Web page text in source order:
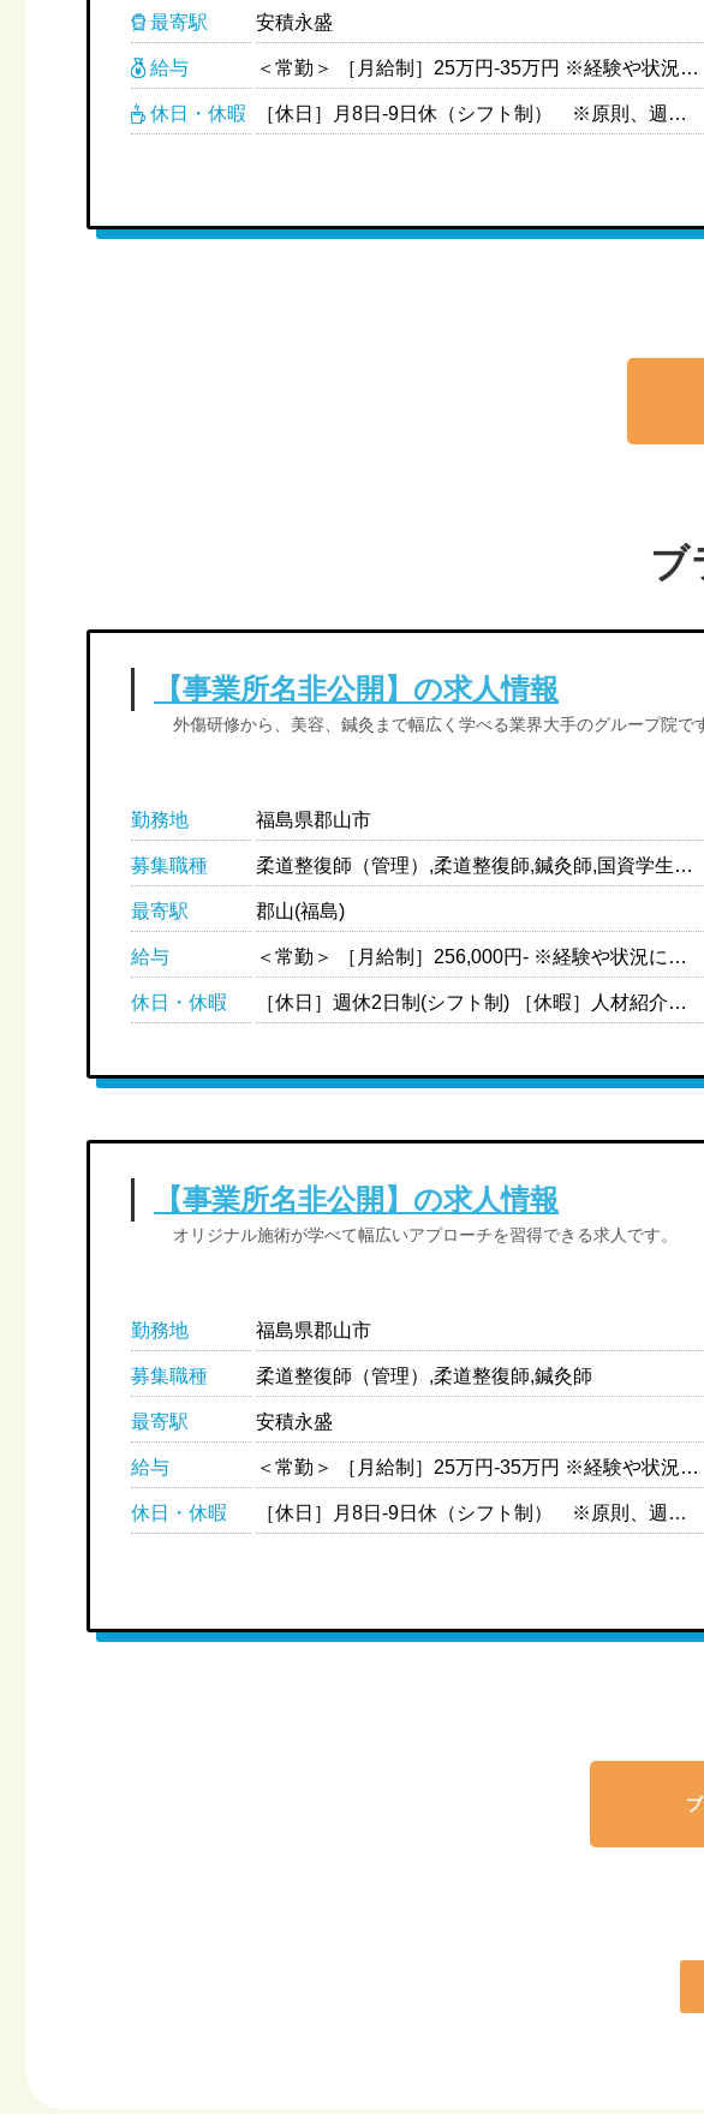
最寄駅 安積永盛
給与 ＜常勤＞ ［月給制］25万円-35万円 ※経験や状況に応じて変動可能性有り ※中途の場合、前職給与や経験を考慮の上給与決定 ＜モデル給与＞ 院長・マネージャークラス：30万円-35万円 主任・副院長クラス：28万円-30万円 一般スタッフ（中途）：25万円-30万円 新卒未経験：23万円- ※上記は目安の金額になります
休日・休暇 ［休日］月8日-9日休（シフト制） ※原則、週休2日になるよう調整 ［休暇］※有給休暇は法定通り支給 ［年間休日］108日 ［育休取得実績］あり
ブ
【事業所名非公開】の求人情報
外傷研修から、美容、鍼灸まで幅広く学べる業界大手のグループ院で
勤務地 福島県郡山市
募集職種 柔道整復師（管理）,柔道整復師,鍼灸師,国資学生（柔道整復）,国資学生（鍼灸）
最寄駅 郡山(福島)
給与 ＜常勤＞ ［月給制］256,000円- ※経験や状況に応じて変動可能性あり ［給与内訳］ ・基本給:199,000円 ・地域手当:1,000円 ・固定残業代（25時間分、超過分別途支給あり）:36,000円 ・資格手当:2万円 ［対象者のみ支給］ ・管理柔道整復師手当:2万円 (柔道整復師経験3年以上＋柔道整復師施設管理者研修受講済み) ※管理柔道整復師に登録された場合に付与 ・家族手当:扶養義務のある配偶者:5,000円 第一子:3,000円 第二子:5,000円 第三子:7,000円 ※18歳まで ※複数名のお子様がいる場合、1年目は第1子分のみ、2年目は2名分、3年目は3名分・・・となる。 ・W資格手当:W資格はプラス2万円 ※鍼灸＋あん摩は対象外 ・役職手当: 副院長 :3万円 院長 :5万円 マネージャー:8万円-25万円 〈中途〉 ・現職給与保障制度あり ※現職の給与明細をご提出いただきます ※技術チェック、問診チェックによって最終決定します ＜非常勤＞ ［学生バイト］時給1,033円-
休日・休暇 ［休日］週休2日制(シフト制) ［休暇］人材紹介担当者までお問い合わせください ※有給休暇は法定通り支給 ［年間休日］110日 ［備考］ ※月単位で休みの日数が決まっており年間で110日になるよう調整している ※シフトは月半ばに提出をしてもらい、休みの中でも第1希望から第10希望くらいまで優先順位をつけてもらう ※基本的に希望休は通るが、優先順位の高い休みの曜日がスタッフで重複した場合は近隣の店舗のスタッフにヘルプに入ってもらう
【事業所名非公開】の求人情報
オリジナル施術が学べて幅広いアプローチを習得できる求人です。
勤務地 福島県郡山市
募集職種 柔道整復師（管理）,柔道整復師,鍼灸師
最寄駅 安積永盛
給与 ＜常勤＞ ［月給制］25万円-35万円 ※経験や状況に応じて変動可能性有り ※中途の場合、前職給与や経験を考慮の上給与決定 ＜モデル給与＞ 院長・マネージャークラス：30万円-35万円 主任・副院長クラス：28万円-30万円 一般スタッフ（中途）：25万円-30万円 新卒未経験：23万円- ※上記は目安の金額になります
休日・休暇 ［休日］月8日-9日休（シフト制） ※原則、週休2日になるよう調整 ［休暇］※有給休暇は法定通り支給 ［年間休日］108日 ［育休取得実績］あり